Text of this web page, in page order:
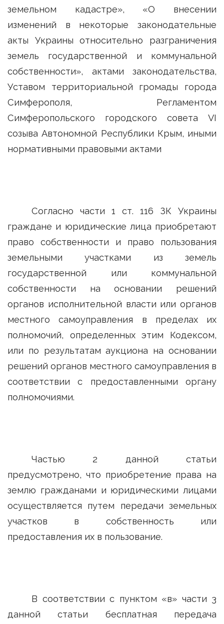
земельном кадастре», «О внесении
изменений в некоторые законодательные
акты Украины относительно разграничения
земель государственной и коммунальной
собственности», актами законодательства,
Уставом территориальной громады города
Симферополя, Регламентом
Симферопольского городского совета VI
созыва Автономной Республики Крым, иными
нормативными правовыми актами
Согласно части 1 ст. 116 ЗК Украины
граждане и юридические лица приобретают
право собственности и право пользования
земельными участками из земель
государственной или коммунальной
собственности на основании решений
органов исполнительной власти или органов
местного самоуправления в пределах их
полномочий, определенных этим Кодексом,
или по результатам аукциона на основании
решений органов местного самоуправления в
соответствии с предоставленными органу
полномочиями.
Частью 2 данной статьи
предусмотрено, что приобретение права на
землю гражданами и юридическими лицами
осуществляется путем передачи земельных
участков в собственность или
предоставления их в пользование.
В соответствии с пунктом «в» части 3
данной статьи бесплатная передача